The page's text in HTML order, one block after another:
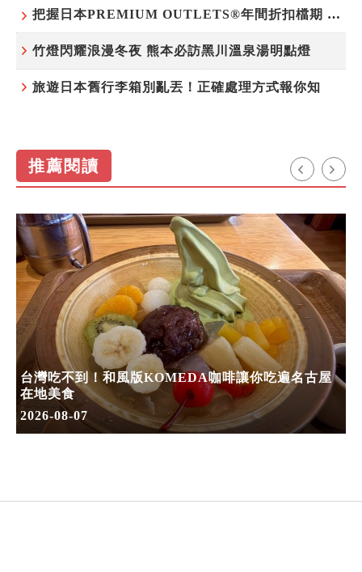
把握日本PREMIUM OUTLETS®年間折扣檔期 越買越划算
竹燈閃耀浪漫冬夜 熊本必訪黑川溫泉湯明點燈
旅遊日本舊行李箱別亂丟！正確處理方式報你知
推薦閱讀
台灣吃不到！和風版KOMEDA咖啡讓你吃遍名古屋
在地美食
2026-08-07